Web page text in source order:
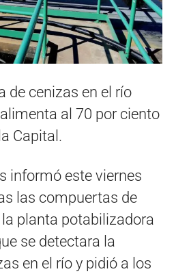
de cenizas en el río
al 70 por ciento
Capital.
informó este viernes
las compuertas de
planta potabilizadora
se detectara la
en el río y pidió a los